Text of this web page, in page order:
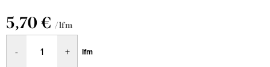
5,70 € / lfm
lfm